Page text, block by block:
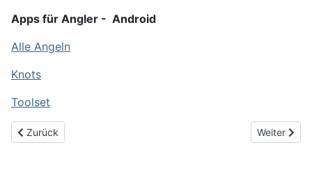
Apps für Angler - Android
Alle Angeln
Knots
Toolset
Vorheriger Beitrag: Bezirksangeln in Kalkofen
Zurück Nächster
Weiter